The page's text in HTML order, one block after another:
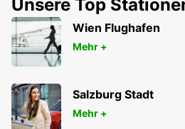
Unsere Top
Wien Flughafen
Mehr +
Salzburg Stadt
Mehr +